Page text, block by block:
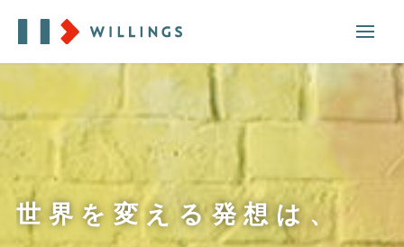
世界を変える発想は、
世界を変える発想は、